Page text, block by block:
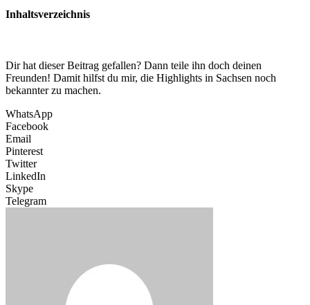
Inhaltsverzeichnis
Dir hat dieser Beitrag gefallen? Dann teile ihn doch deinen
Freunden! Damit hilfst du mir, die Highlights in Sachsen noch
bekannter zu machen.
WhatsApp
Facebook
Email
Pinterest
Twitter
LinkedIn
Skype
Telegram